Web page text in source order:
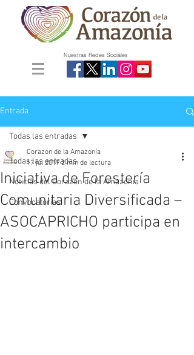
Nuestras Redes Sociales
Entrada
Todas las entradas
Noticias del Corazón de la Amazonía
Convocatorias
Todas las entradas
Iniciativa de Forestería
Comunitaria Diversificada –
ASOCAPRICHO participa en
intercambio
Corazón de la Amazonía
17 jul 2019 2 min de lectura